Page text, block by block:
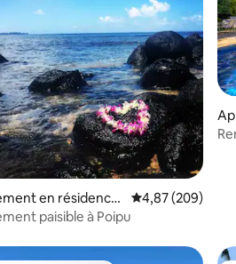
la base de 100 commentaires : 4,99
en résidence
Évaluation
4,87 (209)
paisible à Poipu
⋅